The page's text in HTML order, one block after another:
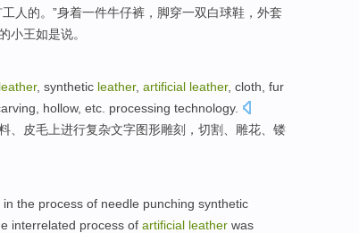
工人的。”身着一件牛仔裤 ，脚穿一双白球鞋 ， 外套
小王如是说。
leather, synthetic leather, artificial leather, cloth fur
hollow, etc. processing technology.
皮毛 上进行复杂文字图形雕刻 ， 切割 雕花
镂
in the process of needle punching synthetic
interrelated process of artificial leather was